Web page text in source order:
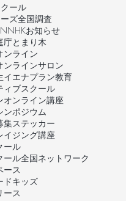
ール
ズ全国調査
NHKお知らせ
庁とまり木
ンライン
ンラインサロン
イエナプラン教育
ィブスクール
オンライン講座
ンポジウム
集ステッカー
イジング講座
ール
ール全国ネットワーク
ース
ドキッズ
ース